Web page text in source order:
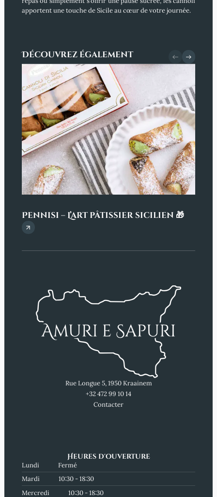
apportent une touche de Sicile au cœur de votre journée.
Découvrez également
Pennisi – L’art pâtissier sicilien 🎁
Rue Longue 5, 1950 Kraainem
+32 472 99 10 14
Contacter
Heures d'ouverture
Lundi
Fermé
Mardi
10:30 - 18:30
Mercredi
10:30 - 18:30